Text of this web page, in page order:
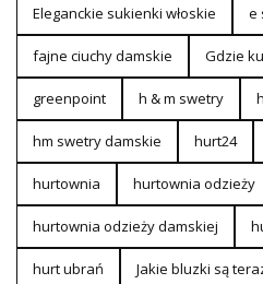
Eleganckie sukienki włoskie e
fajne ciuchy damskie Gdzie
greenpoint h & m swetry
hm swetry damskie hurt24
hurtownia hurtownia odzieży
hurtownia odzieży damskiej
hurt ubrań Jakie bluzki są